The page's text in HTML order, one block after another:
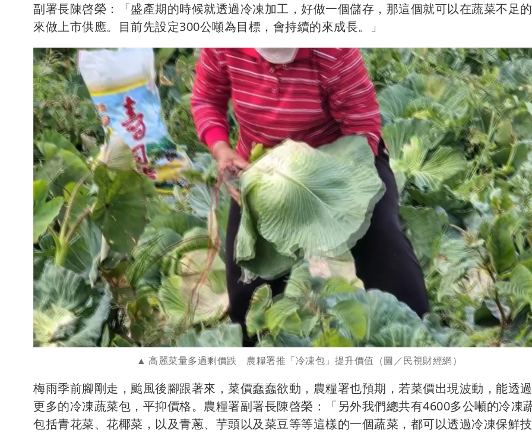
副署長陳啓榮：「盛產期的時候就透過冷凍加工，好做一個儲存，那這個就可以在蔬菜不足
來做上市供應。目前先設定300公噸為目標，會持續的來成長。」
高麗菜量多過剩價跌 農糧署推「冷凍包」提升價值（圖／民視財經網）
梅雨季前腳剛走，颱風後腳跟著來，菜價蠢蠢欲動，農糧署也預期，若菜價出現波動，能透
更多的冷凍蔬菜包，平抑價格。農糧署副署長陳啓榮：「另外我們總共有4600多公噸的冷凍
包括青花菜、花椰菜，以及青蔥、芋頭以及菜豆等等這樣的一個蔬菜，都可以透過冷凍保鮮